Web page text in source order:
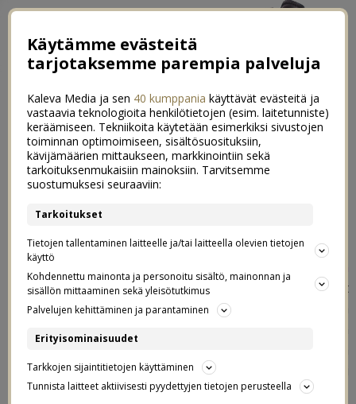
Hyvinvoinnin vuosi 2017
Mulla on kunnia toimia tänä vuonna
Brand Ambassadorina, ja Henki-Fennia onkin haastanut
mut kiinnittämään tänä vuonna erityishuomiota itseni ja
käsittelemään aihetta yhteistyön tiimoilta blogissa
erilaisten teemojen kautta koko vuoden ajan, enkä voisi
olla enemmän innoissani tästä!
Käytämme evästeitä
tarjotaksemme parempia palveluja
Kaleva Media ja sen 40 kumppania käyttävät evästeitä ja
vastaavia teknologioita henkilötietojen (esim. laitetunniste)
keräämiseen. Tekniikoita käytetään esimerkiksi sivustojen
toiminnan optimoimiseen, sisältösuosituksiin,
kävijämäärien mittaukseen, markkinointiin sekä
tarkoituksenmukaisiin mainoksiin. Tarvitsemme
suostumuksesi seuraaviin:
Tarkoitukset
Tietojen tallentaminen laitteelle ja/tai laitteella olevien tietojen
käyttö
Kohdennettu mainonta ja personoitu sisältö, mainonnan ja
sisällön mittaaminen sekä yleisötutkimus
Palvelujen kehittäminen ja parantaminen
Erityisominaisuudet
Tarkkojen sijaintitietojen käyttäminen
Tunnista laitteet aktiivisesti pyydettyjen tietojen perusteella